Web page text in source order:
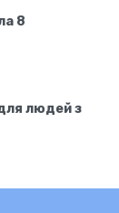
8
людей з